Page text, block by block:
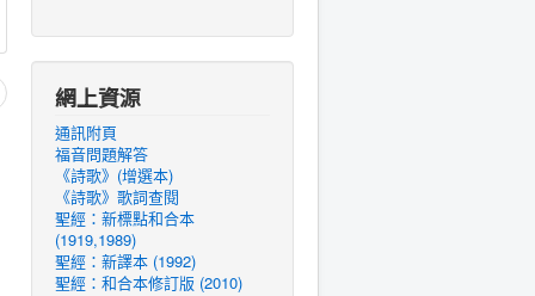
網上資源
通訊附頁
福音問題解答
《詩歌》(增選本)
《詩歌》歌詞查閱
聖經：新標點和合本
(1919,1989)
聖經：新譯本 (1992)
聖經：和合本修訂版 (2010)